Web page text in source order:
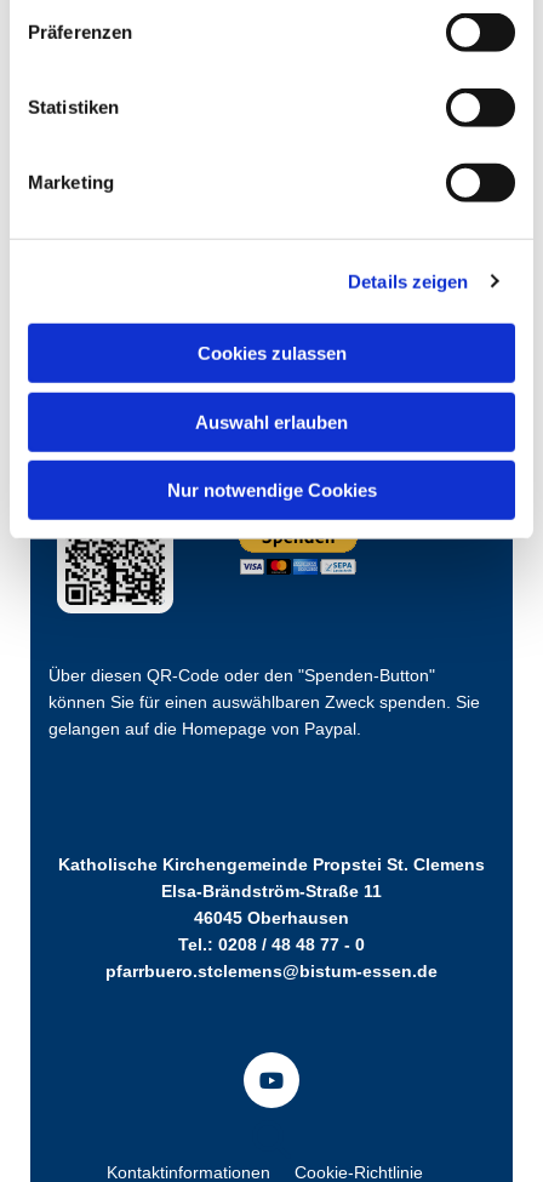
Präferenzen
Statistiken
Marketing
Details zeigen
Cookies zulassen
Auswahl erlauben
Nur notwendige Cookies
Über diesen QR-Code oder den "Spenden-Button"
können Sie für einen auswählbaren Zweck spenden. Sie
gelangen auf die Homepage von Paypal.
Katholische Kirchengemeinde Propstei St. Clemens
Elsa-Brändström-Straße 11
46045 Oberhausen
Tel.: 0208 / 48 48 77 - 0
pfarrbuero.stclemens@bistum-essen.de
Kontaktinformationen Cookie-Richtlinie